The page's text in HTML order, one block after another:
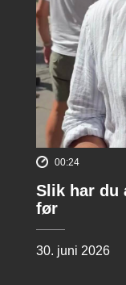
00:24
Slik har du
før
30. juni 2026